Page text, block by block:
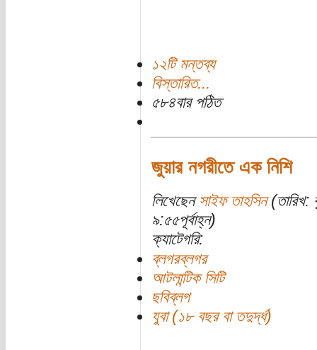
১২টি মন্তব্য
বিস্তারিত...
৫৮৪বার পঠিত
জুয়ার নগরীতে এক নিশি
লিখেছেন সাইফ তাহসিন(তারিখ:
৯:৫৫পূর্বাহ্ন)
ক্যাটেগরি:
ব্লগরব্লগর
আটলান্টিক সিটি
ছবিব্লগ
যুবা (১৮ বছর বা তদুর্দ্ধ)